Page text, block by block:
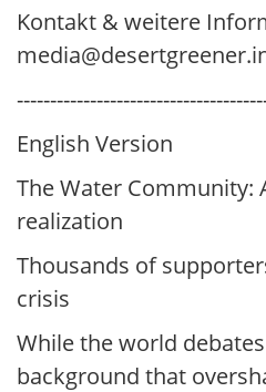
Kontakt & weitere
English Version
The Water Community:
realization
Thousands of
crisis
While the world
background that